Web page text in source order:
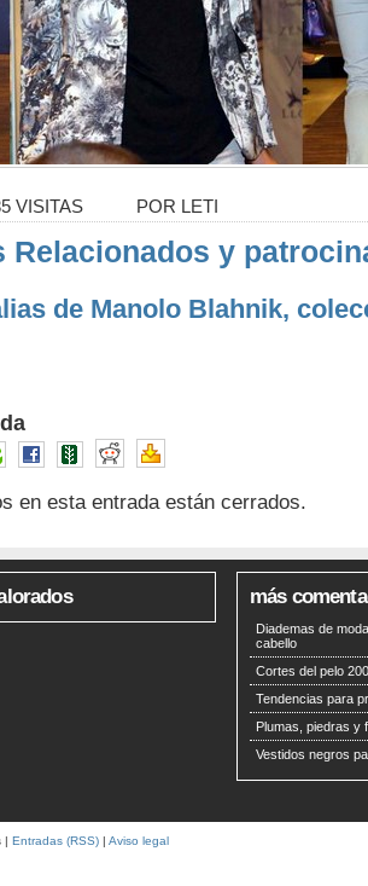
VISITAS POR LETI
Relacionados y
de Manolo Blahnik,
en esta entrada están cerrados.
más
Diademas de
cabello
Cortes del pelo
Tendencias para
Plumas, piedras y
Vestidos negros
| Entradas (RSS) | Aviso legal